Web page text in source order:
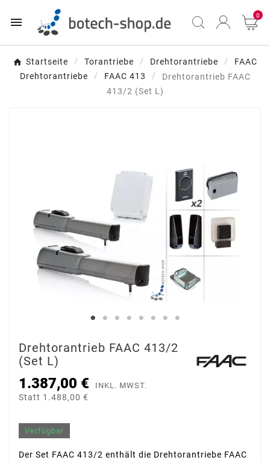
 0
Startseite Torantriebe Drehtorantriebe
FAAC
Drehtorantriebe
FAAC 413
Drehtorantrieb FAAC
413/2 (Set L)
Drehtorantrieb FAAC 413/2
(Set L)
1.387,00 € INKL. MWST.
Statt 1.488,00 €
Verfügbar
Der Set FAAC 413/2 enthält die Drehtorantriebe FAAC